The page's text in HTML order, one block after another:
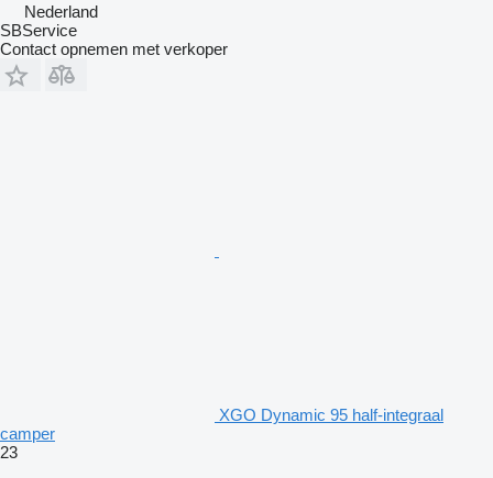
Nederland
SBService
Contact opnemen met verkoper
XGO Dynamic 95 half-integraal
camper
23